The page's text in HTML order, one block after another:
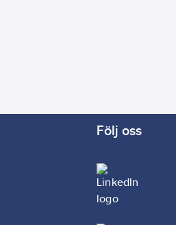
Följ oss